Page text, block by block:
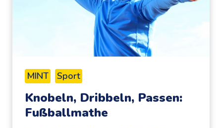
MINT Sport
Knobeln, Dribbeln, Passen:
Fußballmathe